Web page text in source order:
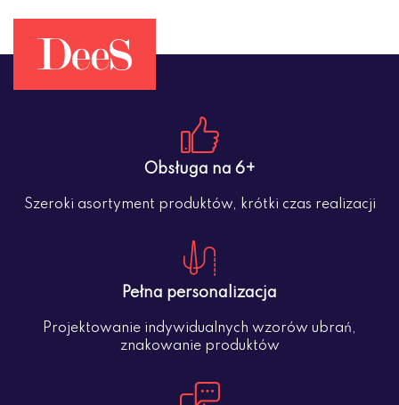
Obsługa na 6+
Szeroki asortyment produktów, krótki czas realizacji
Pełna personalizacja
Projektowanie indywidualnych wzorów ubrań,
znakowanie produktów